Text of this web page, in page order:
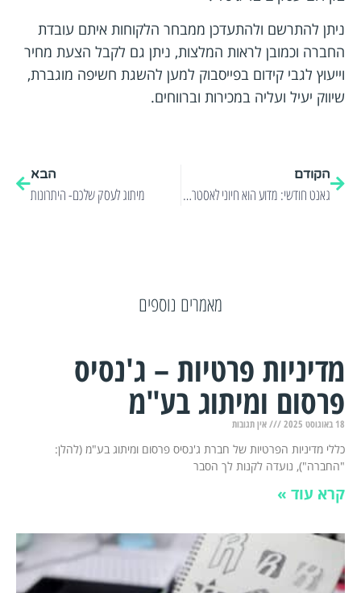
ניתן להתרשם ולהתעדכן ממבחר הלקוחות איתם עובדת
החברה וכמובן לראות המלצות, ניתן גם לקבל הצעת מחיר
וייעוץ לגבי קידום בפייסבוק למען להשגת חשיפה מוגברת,
שיווק יעיל ועליה במכירות וברווחים.
הקודם
גאנט חודשי: מדוע הוא חיוני לאסטרטגיה העסקית שלכם
הבא
מיתוג לעסק שלכם- היתרונות
מאמרים נוספים
מדיניות פרטיות – ג'נסיס
פרסום ומיתוג בע"מ
18 באוגוסט 2025 אין תגובות
כללי מדיניות הפרטיות של חברת ג'נסיס פרסום ומיתוג בע"מ (להלן:
"החברה"), נועדה לקנות לך הסבר
קרא עוד »